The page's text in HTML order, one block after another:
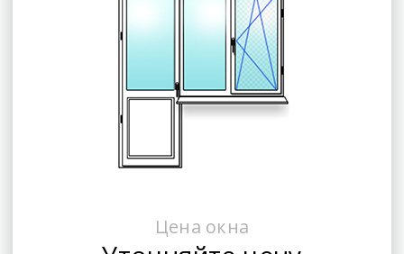
Цена окна